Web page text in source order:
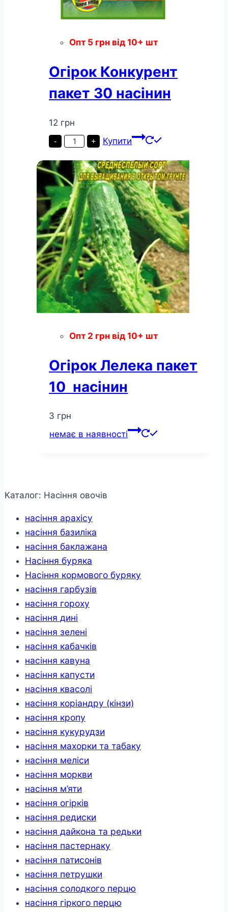
Опт 5 грн від 10+ шт
Огірок Конкурент
пакет 30 насінин
12 грн
-
Огірок
Конкурент
30
насінин
кількість
+ Купити
Опт 2 грн від 10+ шт
Огірок Лелека пакет
10 насінин
3 грн
немає в наявності
Каталог: Насіння овочів
насіння арахісу
насіння базиліка
насіння баклажана
Насіння буряка
Насіння кормового буряку
насіння гарбузів
насіння гороху
насіння дині
насіння зелені
насіння кабачків
насіння кавуна
насіння капусти
насіння квасолі
насіння коріандру (кінзи)
насіння кропу
насіння кукурудзи
насіння махорки та табаку
насіння меліси
насіння моркви
насіння м’яти
насіння огірків
насіння редиски
насіння дайкона та редьки
насіння пастернаку
насіння патисонів
насіння петрушки
насіння солодкого перцю
насіння гіркого перцю